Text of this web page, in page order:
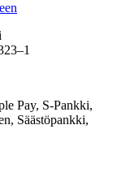
Pay, S-Pankki,
Säästöpankki,